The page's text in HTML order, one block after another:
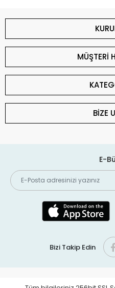
MÜŞTERİ
BİZE
E-
Bizi Takip Edin